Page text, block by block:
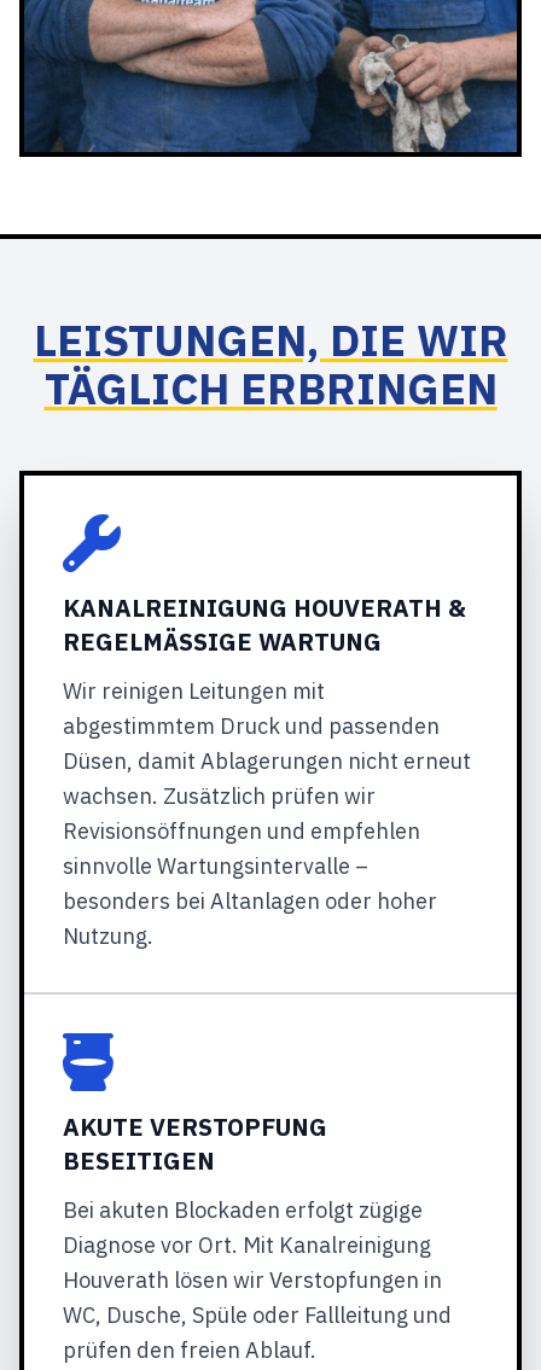
LEISTUNGEN, DIE WIR
TÄGLICH ERBRINGEN
KANALREINIGUNG HOUVERATH &
REGELMÄSSIGE WARTUNG
Wir reinigen Leitungen mit
abgestimmtem Druck und passenden
Düsen, damit Ablagerungen nicht erneut
wachsen. Zusätzlich prüfen wir
Revisionsöffnungen und empfehlen
sinnvolle Wartungsintervalle –
besonders bei Altanlagen oder hoher
Nutzung.
AKUTE VERSTOPFUNG
BESEITIGEN
Bei akuten Blockaden erfolgt zügige
Diagnose vor Ort. Mit Kanalreinigung
Houverath lösen wir Verstopfungen in
WC, Dusche, Spüle oder Fallleitung und
prüfen den freien Ablauf.